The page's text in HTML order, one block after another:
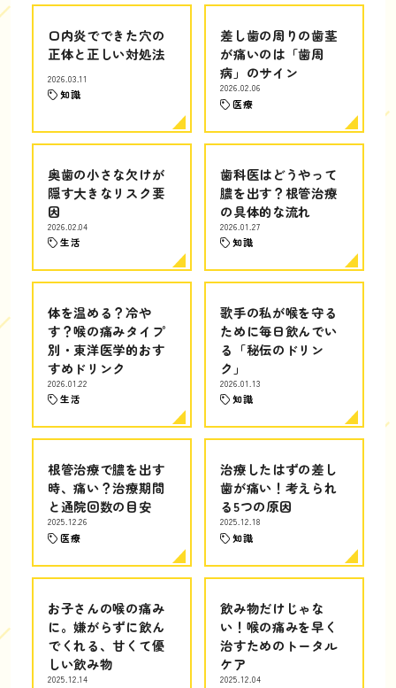
口内炎でできた穴の
正体と正しい対処法
2026.03.11
知識
差し歯の周りの歯茎
が痛いのは「歯周
病」のサイン
2026.02.06
医療
奥歯の小さな欠けが
隠す大きなリスク要
因
2026.02.04
生活
歯科医はどうやって
膿を出す？根管治療
の具体的な流れ
2026.01.27
知識
体を温める？冷や
す？喉の痛みタイプ
別・東洋医学的おす
すめドリンク
2026.01.22
生活
歌手の私が喉を守る
ために毎日飲んでい
る「秘伝のドリン
ク」
2026.01.13
知識
根管治療で膿を出す
時、痛い？治療期間
と通院回数の目安
2025.12.26
医療
治療したはずの差し
歯が痛い！考えられ
る5つの原因
2025.12.18
知識
お子さんの喉の痛み
に。嫌がらずに飲ん
でくれる、甘くて優
しい飲み物
2025.12.14
飲み物だけじゃな
い！喉の痛みを早く
治すためのトータル
ケア
2025.12.04